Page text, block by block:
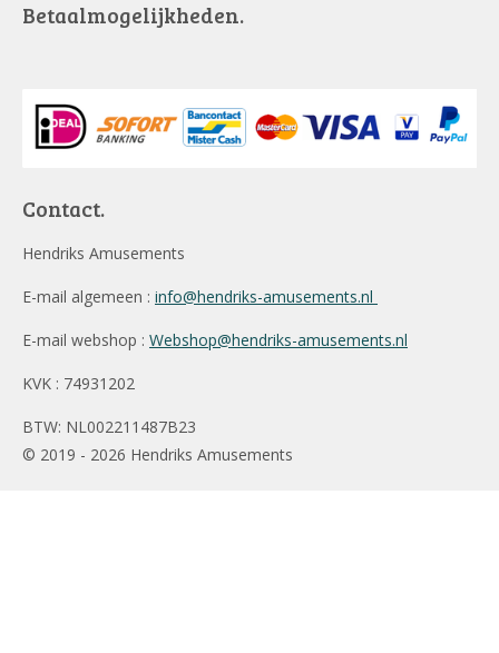
Betaalmogelijkheden.
Contact.
Hendriks Amusements
E-mail algemeen : info@hendriks-amusements.nl
E-mail webshop : Webshop@hendriks-amusements.nl
KVK : 74931202
BTW: NL002211487B23
© 2019 - 2026 Hendriks Amusements